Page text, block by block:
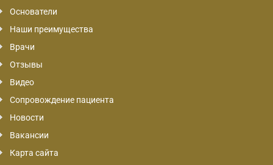
Основатели
Наши преимущества
Врачи
Отзывы
Видео
Сопровождение пациента
Новости
Вакансии
Карта сайта